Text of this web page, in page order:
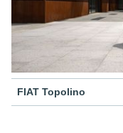
FIAT Topolino